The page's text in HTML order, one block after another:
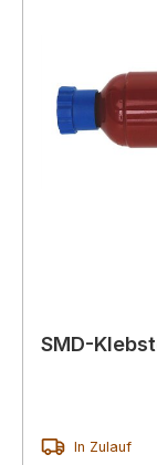
SMD-
In Zulauf